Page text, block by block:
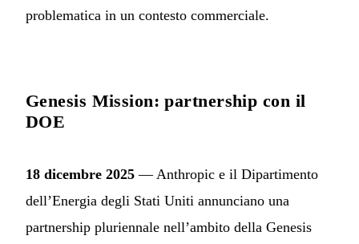
problematica in un contesto commerciale.
Genesis Mission: partnership con il
DOE
18 dicembre 2025 — Anthropic e il Dipartimento
dell’Energia degli Stati Uniti annunciano una
partnership pluriennale nell’ambito della Genesis